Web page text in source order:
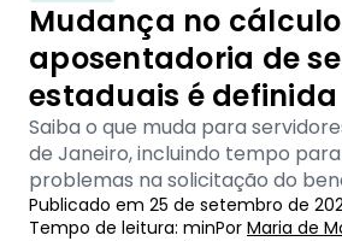
Mudança no
aposentadoria de
estaduais é definida
Saiba o que muda para
de Janeiro, incluindo tempo
problemas na solicitação do
Publicado em 25 de setembro de
Tempo de leitura: minPor Maria de